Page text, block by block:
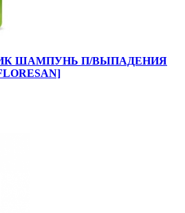
ШАМПУНЬ П/ВЫПАДЕНИЯ